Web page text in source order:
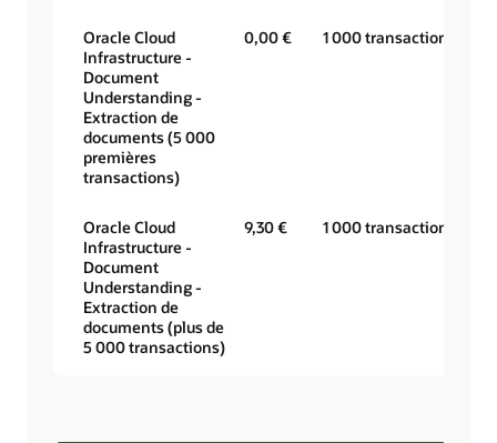
Oracle Cloud
Infrastructure -
Document
Understanding -
Extraction de
documents (5 000
premières
transactions)
0,00 € 1 000 transactions
Oracle Cloud
Infrastructure -
Document
Understanding -
Extraction de
documents (plus de
5 000 transactions)
9,30 € 1 000 transactions